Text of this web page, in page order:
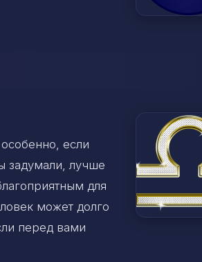
если
задумали, лучше
для
может долго
перед вами